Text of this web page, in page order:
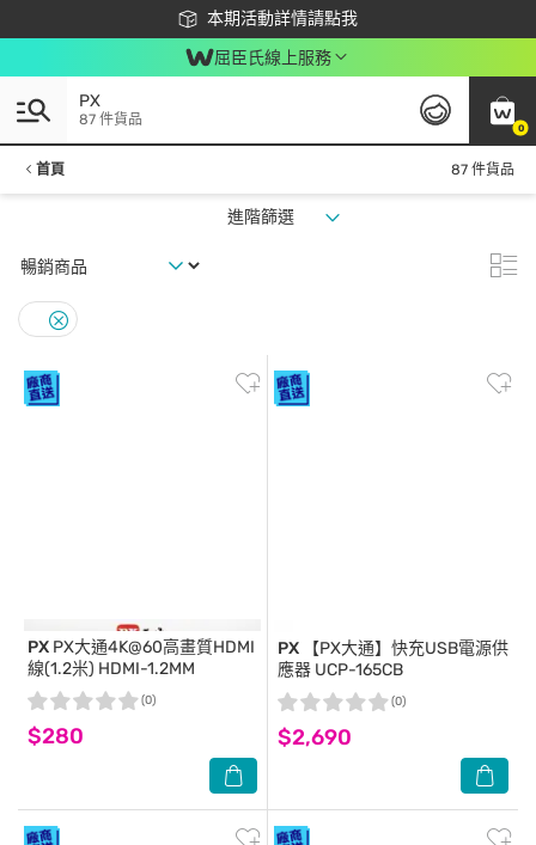
本期活動詳情請點我
下載app最高回饋$350
屈臣氏線上服務
0
PX
87 件貨品
首頁 87 件貨品
進階篩選
PX PX大通4K@60高畫質HDMI
線(1.2米) HDMI-1.2MM
$280
(0)
PX 【PX大通】快充USB電源供
應器 UCP-165CB
$2,690
(0)